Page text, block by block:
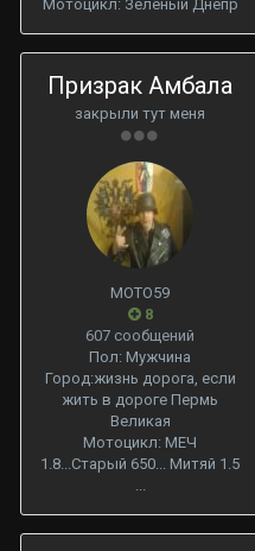
Мотоцикл: Зелёный Днепр
Призрак Амбала
закрыли тут меня
МОТО59
8
607 сообщений
Пол: Мужчина
Город:жизнь дорога, если
жить в дороге Пермь
Великая
Мотоцикл: МЕЧ
1.8...Старый 650... Митяй 1.5
...